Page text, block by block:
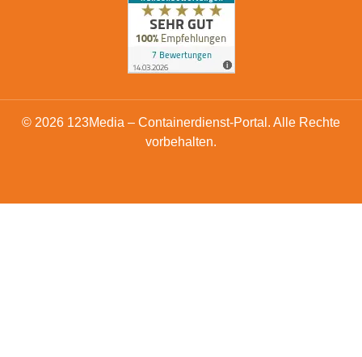
© 2026 123Media – Containerdienst-Portal. Alle Rechte
vorbehalten.